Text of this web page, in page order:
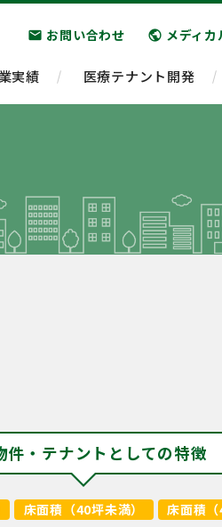
email お問い合わせ public メディ
実績 医療テナント開発
件・テナントとしての特徴
床面積（40坪未満）
床面積（